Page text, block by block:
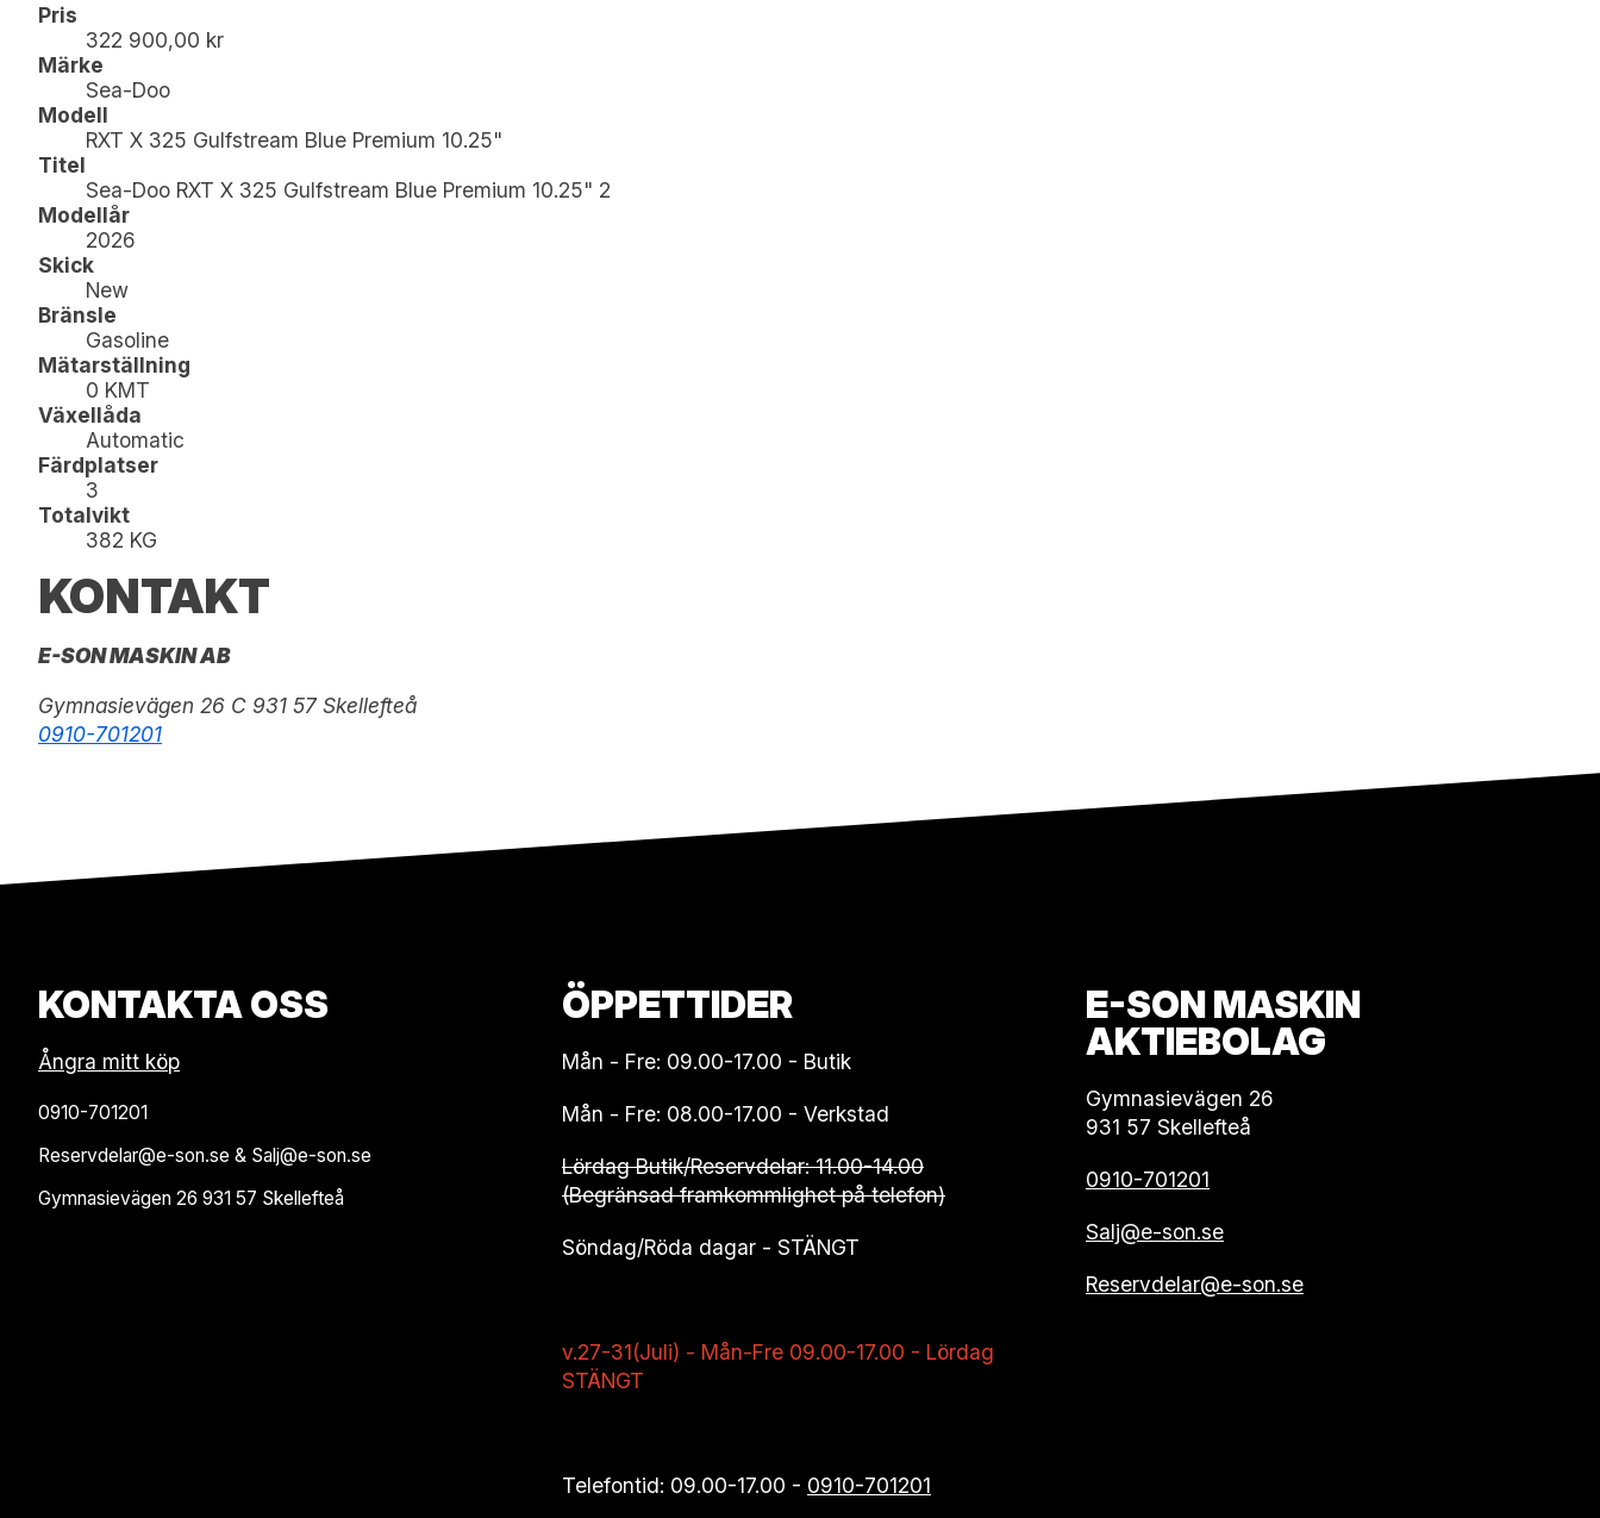
Pris
322 900,00 kr
Märke
Sea-Doo
Modell
RXT X 325 Gulfstream Blue Premium 10.25"
Titel
Sea-Doo RXT X 325 Gulfstream Blue Premium 10.25" 2
Modellår
2026
Skick
New
Bränsle
Gasoline
Mätarställning
0 KMT
Växellåda
Automatic
Färdplatser
3
Totalvikt
382 KG
KONTAKT
E-SON MASKIN AB
Gymnasievägen 26 C 931 57 Skellefteå
0910-701201
KONTAKTA OSS
Ångra mitt köp
0910-701201
Reservdelar@e-son.se & Salj@e-son.se
Gymnasievägen 26 931 57 Skellefteå
ÖPPETTIDER
Mån - Fre: 09.00-17.00 - Butik
Mån - Fre: 08.00-17.00 - Verkstad
Lördag Butik/Reservdelar: 11.00-14.00
(Begränsad framkommlighet på telefon)
Söndag/Röda dagar - STÄNGT
v.27-31(Juli) - Mån-Fre 09.00-17.00 - Lördag
STÄNGT
Telefontid: 09.00-17.00 - 0910-701201
E-SON MASKIN
AKTIEBOLAG
Gymnasievägen 26
931 57 Skellefteå
0910-701201
Salj@e-son.se
Reservdelar@e-son.se